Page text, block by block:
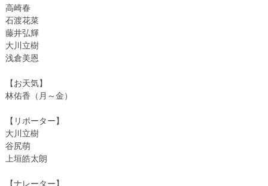
高崎春
石渡花菜
藤井弘輝
大川立樹
浅倉美恩
【お天気】
林佑香（月～金）
【リポーター】
大川立樹
谷尻萌
上垣皓太朗
【ナレーター】